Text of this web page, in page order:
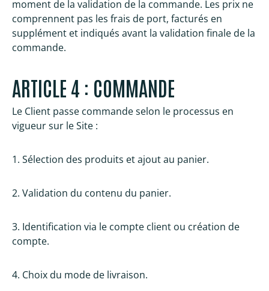
moment de la validation de la commande. Les prix ne
comprennent pas les frais de port, facturés en
supplément et indiqués avant la validation finale de la
commande.
ARTICLE 4 : COMMANDE
Le Client passe commande selon le processus en
vigueur sur le Site :
1. Sélection des produits et ajout au panier.
2. Validation du contenu du panier.
3. Identification via le compte client ou création de
compte.
4. Choix du mode de livraison.